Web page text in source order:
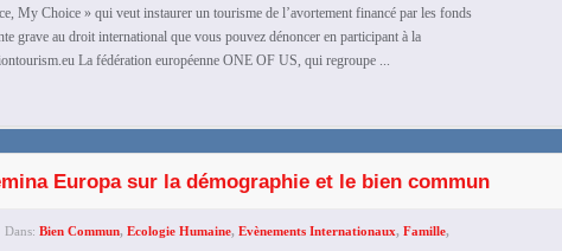
Choice » qui veut instaurer un tourisme de l’avortement financé par les fonds
grave au droit international que vous pouvez dénoncer en participant à la
La fédération européenne ONE OF US, qui regroupe ...
Europa sur la démographie et le bien commun
Dans: Bien Commun, Ecologie Humaine, Evènements Internationaux, Famille,